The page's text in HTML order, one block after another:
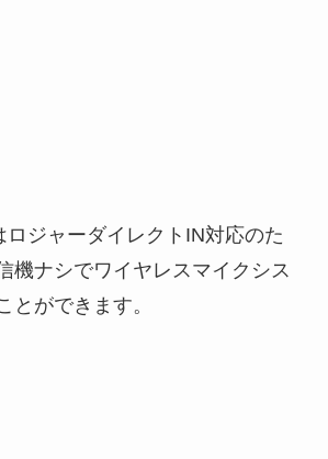
ロジャーダイレクトIN対応のた
機ナシでワイヤレスマイクシス
とができます。